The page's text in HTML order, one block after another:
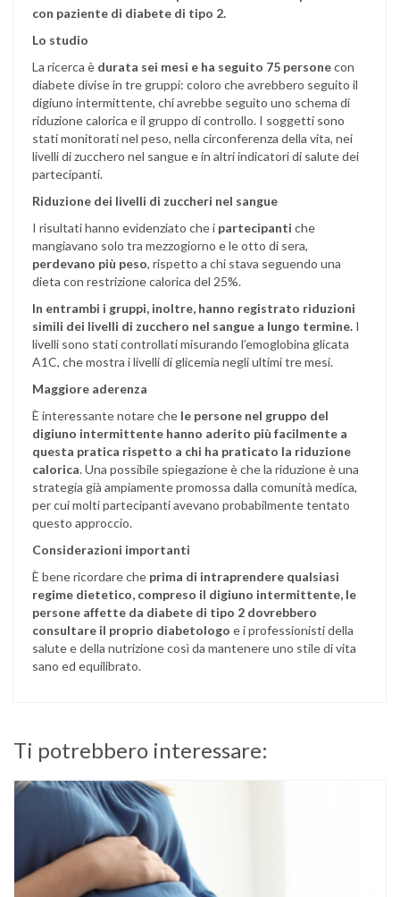
con paziente di diabete di tipo 2.
Lo studio
La ricerca è durata sei mesi e ha seguito 75 personecon
diabete divise in tre gruppi: coloro che avrebbero seguito il
digiuno intermittente, chi avrebbe seguito uno schema di
riduzione calorica e il gruppo di controllo. I soggetti sono
stati monitorati nel peso, nella circonferenza della vita, nei
livelli di zucchero nel sangue e in altri indicatori di salute dei
partecipanti.
Riduzione dei livelli di zuccheri nel sangue
I risultati hanno evidenziato che i partecipanti che
mangiavano solo tra mezzogiorno e le otto di sera,
perdevano più peso, rispetto a chi stava seguendo una
dieta con restrizione calorica del 25%.
In entrambi i gruppi, inoltre, hanno registrato riduzioni
simili dei livelli di zucchero nel sangue a lungo termine. I
livelli sono stati controllati misurando l’emoglobina glicata
A1C, che mostra i livelli di glicemia negli ultimi tre mesi.
Maggiore aderenza
È interessante notare che le persone nel gruppo del
digiuno intermittente hanno aderito più facilmente a
questa pratica rispetto a chi ha praticato la riduzione
calorica. Una possibile spiegazione è che la riduzione è una
strategia già ampiamente promossa dalla comunità medica,
per cui molti partecipanti avevano probabilmente tentato
questo approccio.
Considerazioni importanti
È bene ricordare che prima di intraprendere qualsiasi
regime dietetico, compreso il digiuno intermittente, le
persone affette da diabete di tipo 2 dovrebbero
consultare il proprio diabetologo e i professionisti della
salute e della nutrizione così da mantenere uno stile di vita
sano ed equilibrato.
Ti potrebbero interessare: